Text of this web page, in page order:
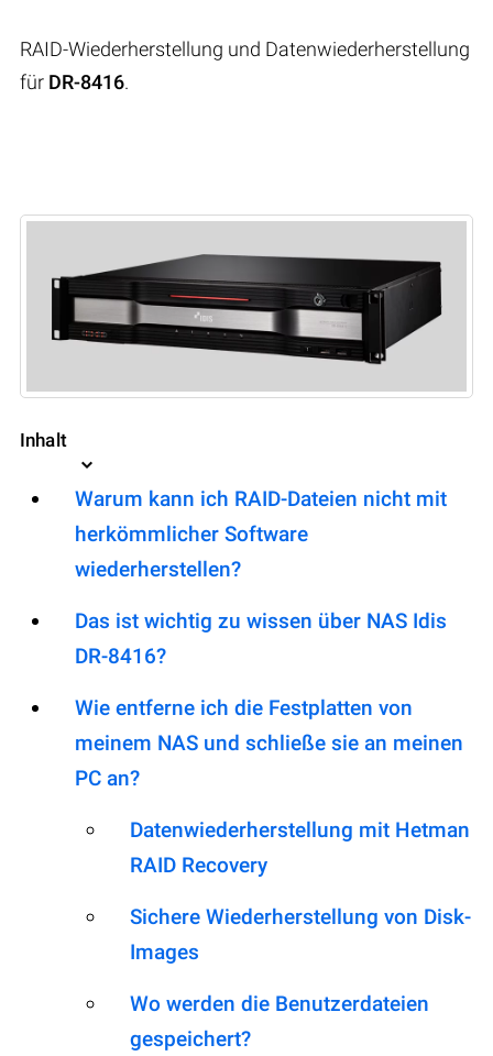
RAID-Wiederherstellung und Datenwiederherstellung
für DR-8416.
Inhalt
Warum kann ich RAID-Dateien nicht mit
herkömmlicher Software
wiederherstellen?
Das ist wichtig zu wissen über NAS Idis
DR-8416?
Wie entferne ich die Festplatten von
meinem NAS und schließe sie an meinen
PC an?
Datenwiederherstellung mit Hetman
RAID Recovery
Sichere Wiederherstellung von Disk-
Images
Wo werden die Benutzerdateien
gespeichert?